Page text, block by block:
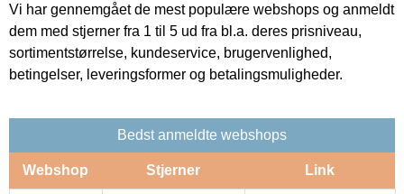
Vi har gennemgået de mest populære webshops og anmeldt
dem med stjerner fra 1 til 5 ud fra bl.a. deres prisniveau,
sortimentstørrelse, kundeservice, brugervenlighed,
betingelser, leveringsformer og betalingsmuligheder.
Bedst anmeldte webshops
Webshop Stjerner Link